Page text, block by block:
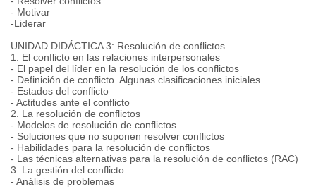
- Motivar
-Liderar
UNIDAD DIDÁCTICA 3: Resolución de conflictos
1. El conflicto en las relaciones interpersonales
- El papel del líder en la resolución de los conflictos
- Definición de conflicto. Algunas clasificaciones iniciales
- Estados del conflicto
- Actitudes ante el conflicto
2. La resolución de conflictos
- Modelos de resolución de conflictos
- Soluciones que no suponen resolver conflictos
- Habilidades para la resolución de conflictos
- Las técnicas alternativas para la resolución de conflictos (RAC)
3. La gestión del conflicto
- Análisis de problemas